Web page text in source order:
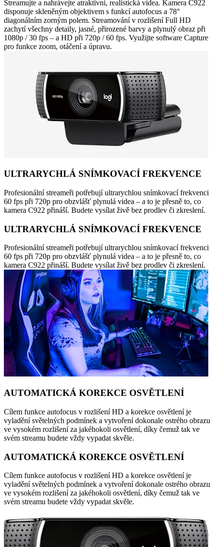
Streamujte a nahrávejte atraktivní, realistická videa. Kamera C922
disponuje skleněným objektivem s funkcí autofocus a 78°
diagonálním zorným polem. Streamování v rozlišení Full HD
zachytí všechny detaily, jasné, přirozené barvy a plynulý obraz při
1080p / 30 fps – a HD při 720p / 60 fps. Využijte software Capture
pro funkce zoom, otáčení a úpravu.
ULTRARYCHLÁ SNÍMKOVACÍ FREKVENCE
Profesionální streameři potřebují ultrarychlou snímkovací frekvenci
60 fps při 720p pro obzvlášť plynulá videa – a to je přesně to, co
kamera C922 přináší. Budete vysílat živě bez prodlev či zkreslení.
ULTRARYCHLÁ SNÍMKOVACÍ FREKVENCE
Profesionální streameři potřebují ultrarychlou snímkovací frekvenci
60 fps při 720p pro obzvlášť plynulá videa – a to je přesně to, co
kamera C922 přináší. Budete vysílat živě bez prodlev či zkreslení.
AUTOMATICKÁ KOREKCE OSVĚTLENÍ
Cílem funkce autofocus v rozlišení HD a korekce osvětlení je
vyladění světelných podmínek a vytvoření dokonale ostrého obrazu
ve vysokém rozlišení za jakéhokoli osvětlení, díky čemuž tak ve
svém streamu budete vždy vypadat skvěle.
AUTOMATICKÁ KOREKCE OSVĚTLENÍ
Cílem funkce autofocus v rozlišení HD a korekce osvětlení je
vyladění světelných podmínek a vytvoření dokonale ostrého obrazu
ve vysokém rozlišení za jakéhokoli osvětlení, díky čemuž tak ve
svém streamu budete vždy vypadat skvěle.